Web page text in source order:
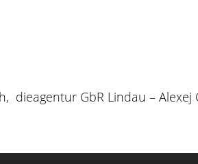
dieagentur GbR Lindau – Alexej